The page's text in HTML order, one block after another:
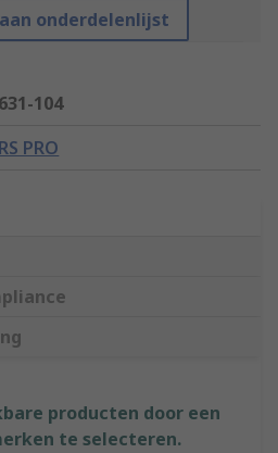
onderdelenlijst
631-104
RS PRO
producten door een
te selecteren.